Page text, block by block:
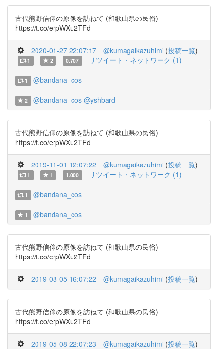
古代熊野信仰の原像を訪ねて (和歌山県の民俗)
https://t.co/erpWXu2TFd
2020-01-27 22:07:17 @kumagaikazuhimi (投稿一覧)
1 2 0.707 リツイート・ネットワーク (1)
1 @bandana_cos
2 @bandana_cos @yshbard
古代熊野信仰の原像を訪ねて (和歌山県の民俗)
https://t.co/erpWXu2TFd
2019-11-01 12:07:22 @kumagaikazuhimi (投稿一覧)
1 1 1.000 リツイート・ネットワーク (1)
1 @bandana_cos
1 @bandana_cos
古代熊野信仰の原像を訪ねて (和歌山県の民俗)
https://t.co/erpWXu2TFd
2019-08-05 16:07:22 @kumagaikazuhimi (投稿一覧)
古代熊野信仰の原像を訪ねて (和歌山県の民俗)
https://t.co/erpWXu2TFd
2019-05-08 22:07:23 @kumagaikazuhimi (投稿一覧)